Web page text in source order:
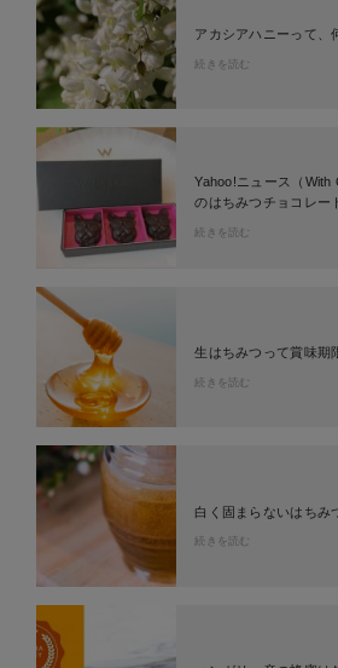
アカシアハニーって、
続きを読む
Yahoo!ニュース（With
のはちみつチョコレー
続きを読む
生はちみつって賞味期
続きを読む
白く固まらないはちみ
続きを読む